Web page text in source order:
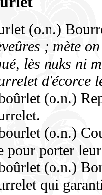
(o.n.)
; mète
lès nuks ni
d'écorce
(o.n.)
(o.n.)
pour porter
(o.n.)
qui